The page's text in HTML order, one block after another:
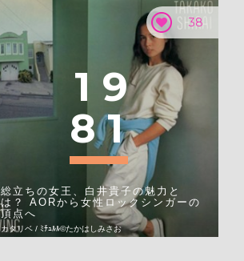
38
1 9
8 1
総立ちの女王、白井貴子の魅力と
は？ AORから女性ロックシンガーの
頂点へ
カタリベ / ﾐﾁｭﾙﾙ©︎たかはしみさお